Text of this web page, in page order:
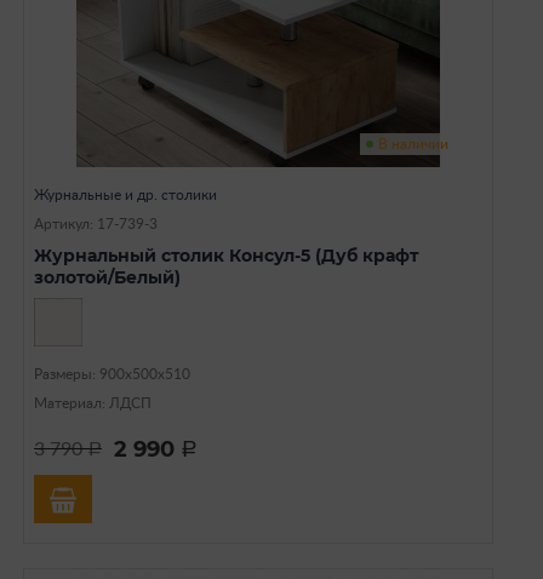
В наличии
Журнальные и др. столики
Артикул: 17-739-3
Журнальный столик Консул-5 (Дуб крафт
золотой/Белый)
Размеры: 900х500х510
Материал: ЛДСП
3 790a 2 990 a